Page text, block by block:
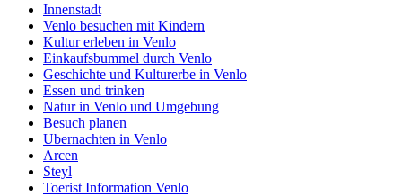
Innenstadt
Venlo besuchen mit Kindern
Kultur erleben in Venlo
Einkaufsbummel durch Venlo
Geschichte und Kulturerbe in Venlo
Essen und trinken
Natur in Venlo und Umgebung
Besuch planen
Ubernachten in Venlo
Arcen
Steyl
Toerist Information Venlo